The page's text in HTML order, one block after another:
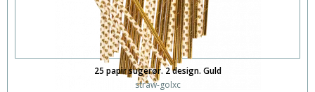
25 papir sugerør. 2 design. Guld
straw-golxc